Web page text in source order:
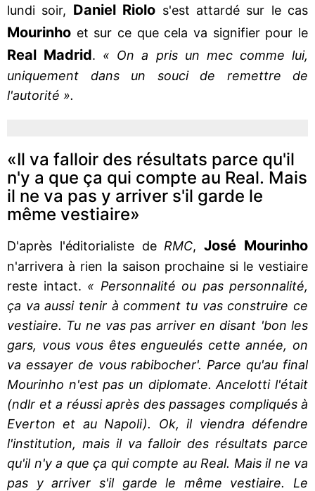
lundi soir, Daniel Riolo s'est attardé sur le cas
Mourinho et sur ce que cela va signifier pour le
Real Madrid. « On a pris un mec comme lui,
uniquement dans un souci de remettre de
l'autorité ».
«Il va falloir des résultats parce qu'il
n'y a que ça qui compte au Real. Mais
il ne va pas y arriver s'il garde le
même vestiaire»
D'après l'éditorialiste de RMC,José Mourinho
n'arrivera à rien la saison prochaine si le vestiaire
reste intact. « Personnalité ou pas personnalité,
ça va aussi tenir à comment tu vas construire ce
vestiaire. Tu ne vas pas arriver en disant 'bon les
gars, vous vous êtes engueulés cette année, on
va essayer de vous rabibocher'. Parce qu'au final
Mourinho n'est pas un diplomate. Ancelotti l'était
(ndlr et a réussi après des passages compliqués à
Everton et au Napoli). Ok, il viendra défendre
l'institution, mais il va falloir des résultats parce
qu'il n'y a que ça qui compte au Real. Mais il ne va
pas y arriver s'il garde le même vestiaire. Le